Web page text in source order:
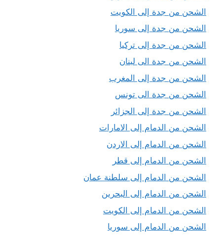
الشحن من جدة إلى الكويت
الشحن من جدة إلى سوريا
الشحن من جدة إلى تركيا
الشحن من جدة الى لبنان
الشحن من جدة إلى المغرب
الشحن من جدة الى تونس
الشحن من جدة إلى الجزائر
الشحن من الدمام إلى الامارات
الشحن من الدمام إلى الاردن
الشحن من الدمام إلى قطر
الشحن من الدمام إلى سلطنة عمان
الشحن من الدمام إلى البحرين
الشحن من الدمام إلى الكويت
الشحن من الدمام إلى سوريا